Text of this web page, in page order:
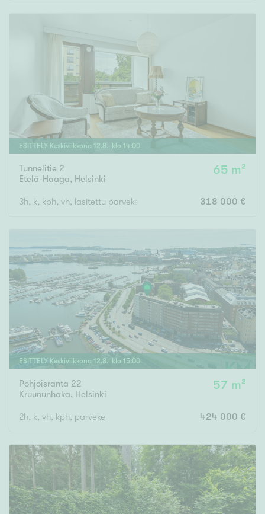
Rakennusvuosi
Uudiskohteet
Vain uudiskohteet Ei uudiskohteita
Arvokohteet
Vain arvokohteet Ei arvokohteita
Hyvä
Tyydyttävä
Välttävä
Ominaisuudet
Hissi
Järvi- tai merinäköala
Maalämpö
Oma ranta
Oma sauna
Senioriasunto
ESITTELY Keskiviikkona 12.8. klo 14:00
Tunnelitie 2
Etelä-Haaga, Helsinki
65 m²
3h, k, kph, vh, lasitettu parveke 318 000 €
ESITTELY Keskiviikkona 12.8. klo 15:00
Pohjoisranta 22
Kruununhaka, Helsinki
57 m²
2h, k, vh, kph, parveke 424 000 €